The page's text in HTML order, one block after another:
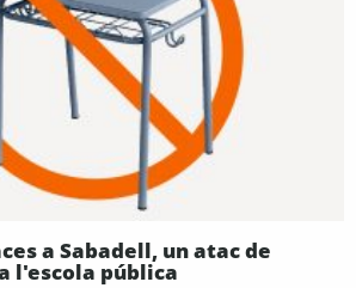
a Sabadell, un atac de
l'escola pública